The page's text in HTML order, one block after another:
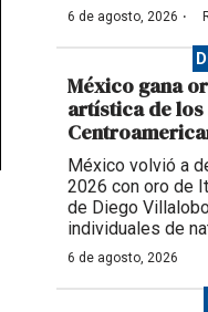
6 de agosto, 2026 ·
México gana
artística de los
México volvió a
2026 con oro de
de Diego
individuales de
6 de agosto, 2026